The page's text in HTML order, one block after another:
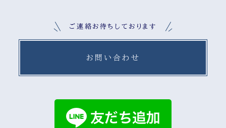
ご連絡お待ちしております
お問い合わせ